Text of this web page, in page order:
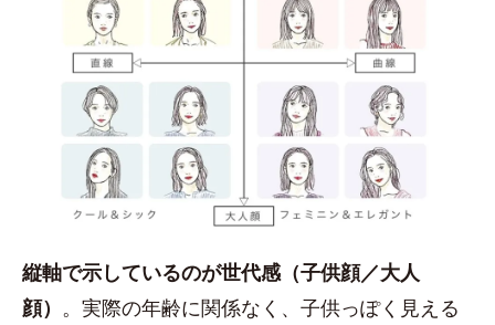
縦軸で示しているのが世代感（子供顔／大人
顔） 。実際の年齢に関係なく、子供っぽく見える